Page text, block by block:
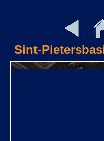
Sint-